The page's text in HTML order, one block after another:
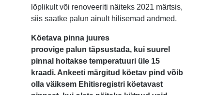
lõplikult või renoveeriti näiteks 2021 märtsis,
siis saatke palun ainult hilisemad andmed.
Köetava pinna juures
proovige palun täpsustada, kui suurel
pinnal hoitakse temperatuuri üle 15
kraadi. Ankeeti märgitud köetav pind võib
olla väiksem Ehitisregistri köetavast